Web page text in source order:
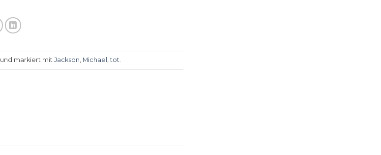
und markiert mit Jackson, Michael ,tot.